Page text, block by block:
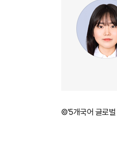
©'5개국어 글로벌